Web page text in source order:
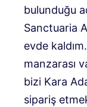
bulunduğu
Sanctuaria
evde
manzarası
bizi Kara
sipariş